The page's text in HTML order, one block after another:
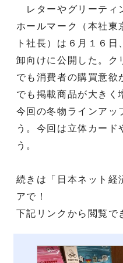
レターやグリーティ
ホールマーク（本社東
ト社長）は６月１６
卸向けに公開した。ク
でも消費者の購買意欲
でも掲載商品が大きく
今回の冬物ラインアッ
う。今回は立体カード
う。
続きは「日本ネット経
アで！
下記リンクから閲覧で